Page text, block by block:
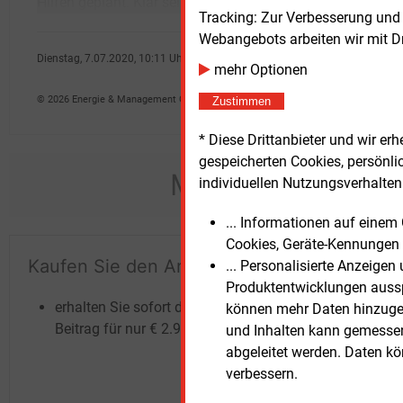
Tracking: Zur Verbesserung
Webangebots arbeiten wir mit
mehr Optionen
Zustimmen
* Diese Drittanbieter und wir
gespeicherten Cookies,
individuellen
... Informationen auf einem
Cookies, Geräte-
... Personalisierte
Produktentwicklungen
können mehr Daten
und Inhalten kann
abgeleitet werden. Daten
verbessern.
Dienstag, 7.07.2020, 10:11 Uhr
© 2026 Energie & Management GmbH
Möchten Sie
Kaufen Sie den Artikel
erhalten Sie sofort diesen redaktionellen
Beitrag für nur € 2.98